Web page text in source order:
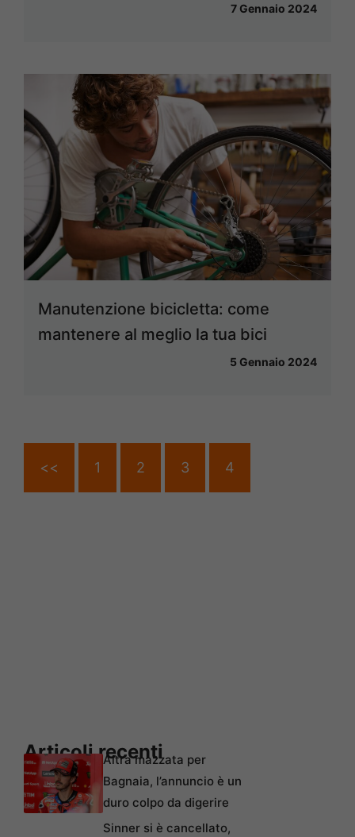
7 Gennaio 2024
Manutenzione bicicletta: come
mantenere al meglio la tua bici
5 Gennaio 2024
<< 1 2 3 4
Articoli recenti
Altra mazzata per
Bagnaia, l’annuncio è un
duro colpo da digerire
Sinner si è cancellato,